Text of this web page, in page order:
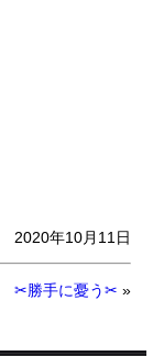
2020年10月11日
✂勝手に憂う✂ »